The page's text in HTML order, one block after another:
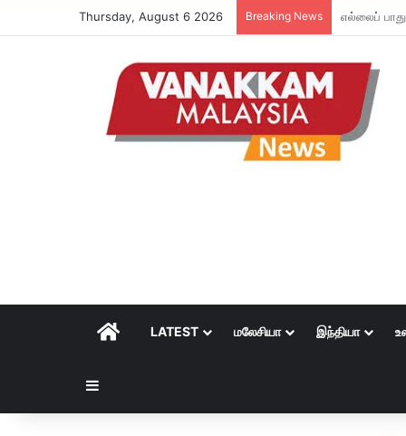
Thursday, August 6 2026 Breaking News
HOMELATEST மலேசியா இந்தியா